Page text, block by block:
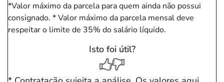
*Valor máximo da parcela para quem ainda não possui
consignado. * Valor máximo da parcela mensal deve
respeitar o limite de 35% do salário líquido.
Isto foi útil?